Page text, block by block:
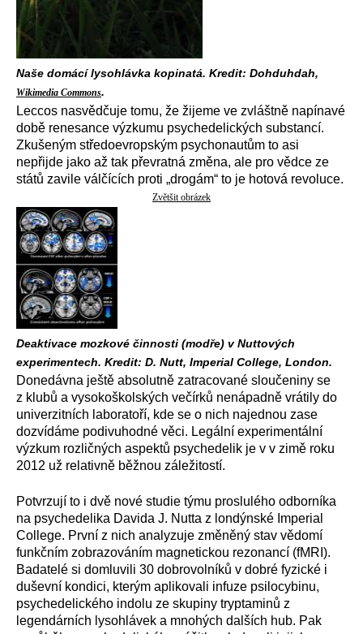
Naše domácí lysohlávka kopinatá. Kredit: Dohduhdah,
Wikimedia Commons.
Leccos nasvědčuje tomu, že žijeme ve zvláštně napínavé
době renesance výzkumu psychedelických substancí.
Zkušeným středoevropským psychonautům to asi
nepřijde jako až tak převratná změna, ale pro vědce ze
států zavile válčících proti „drogám“ to je hotová revoluce.
Zvětšit obrázek
Deaktivace mozkové činnosti (modře) v Nuttových
experimentech. Kredit: D. Nutt, Imperial College, London.
Donedávna ještě absolutně zatracované sloučeniny se
z klubů a vysokoškolských večírků nenápadně vrátily do
univerzitních laboratoří, kde se o nich najednou zase
dozvídáme podivuhodné věci. Legální experimentální
výzkum rozličných aspektů psychedelik je v v zimě roku
2012 už relativně běžnou záležitostí.
Potvrzují to i dvě nové studie týmu proslulého odborníka
na psychedelika Davida J. Nutta z londýnské Imperial
College. První z nich analyzuje změněný stav vědomí
funkčním zobrazováním magnetickou rezonancí (fMRI).
Badatelé si domluvili 30 dobrovolníků v dobré fyzické i
duševní kondici, kterým aplikovali infuze psilocybinu,
psychedelického indolu ze skupiny tryptaminů z
legendárních lysohlávek a mnohých dalších hub. Pak